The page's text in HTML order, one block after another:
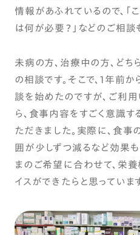
情報があふれているので、「
は何が必要？」などのご相談
未病の方、治療中の方、ど
の相談です。そこで、1年前
談を始めたのですが、ご利
ら、食事内容をすごく意識す
ただきました。実際に、食事
囲が少しずつ減るなど効果
まのご希望に合わせて、栄
イスができたらと思っています